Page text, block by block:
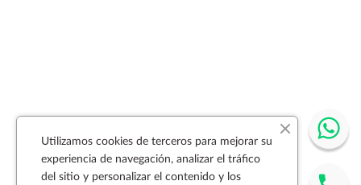
Utilizamos cookies de terceros para mejorar su
experiencia de navegación, analizar el tráfico
del sitio y personalizar el contenido y los